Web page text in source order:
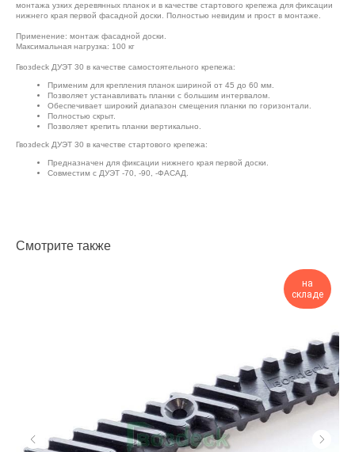
монтажа узких деревянных планок и в качестве стартового крепежа для фиксации
нижнего края первой фасадной доски. Полностью невидим и прост в монтаже.
Применение: монтаж фасадной доски.
Максимальная нагрузка: 100 кг
Гвозdeck ДУЭТ 30 в качестве самостоятельного крепежа:
Применим для крепления планок шириной от 45 до 60 мм.
Позволяет устанавливать планки с большим интервалом.
Обеспечивает широкий диапазон смещения планки по горизонтали.
Полностью скрыт.
Позволяет крепить планки вертикально.
Гвозdeck ДУЭТ 30 в качестве стартового крепежа:
Предназначен для фиксации нижнего края первой доски.
Совместим с ДУЭТ -70, -90, -ФАСАД.
Смотрите также
на
складе